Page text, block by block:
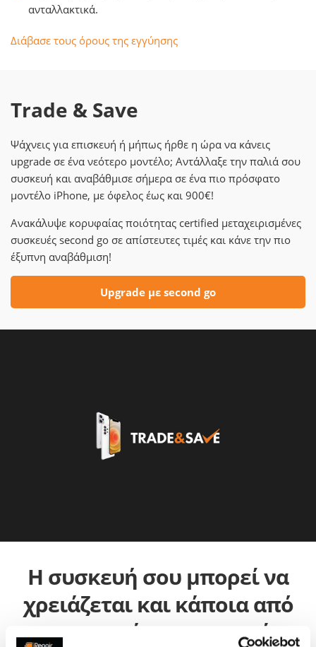
ανταλλακτικά.
Διάβασε τους όρους της εγγύησης
Trade & Save
Ψάχνεις για επισκευή ή μήπως ήρθε η ώρα να κάνεις
upgrade σε ένα νεότερο μοντέλο; Αντάλλαξε την παλιά σου
συσκευή και αναβάθμισε σήμερα σε ένα πιο πρόσφατο
μοντέλο iPhone, με όφελος έως και 900€!
Ανακάλυψε κορυφαίας ποιότητας certified μεταχειρισμένες
συσκευές second go σε απίστευτες τιμές και κάνε την πιο
έξυπνη αναβάθμιση!
Upgrade με second go
Η συσκευή σου μπορεί να
χρειάζεται και κάποια από
τις παρακάτω επισκευές: